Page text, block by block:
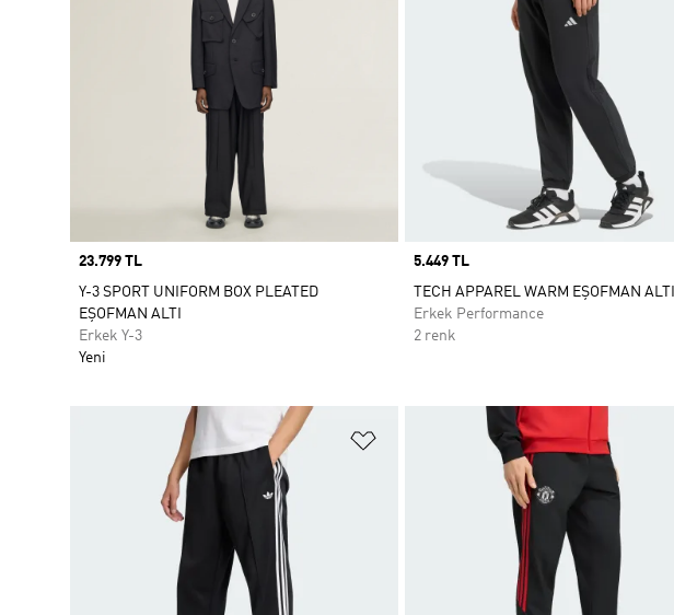
Price
23.799 TL
Y-3 SPORT UNIFORM BOX PLEATED
EŞOFMAN ALTI
Erkek Y-3
Yeni
Price
5.449 TL
TECH APPAREL WARM EŞOFMAN ALTI
Erkek Performance
2 renk
Favori Listesine Ekle